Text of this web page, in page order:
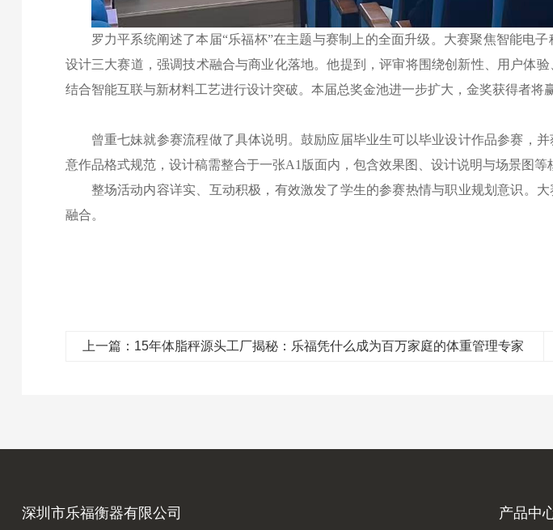
罗力平系统阐述了本届“乐福杯”在主题与赛制上的全面升级。大赛聚焦智能电
设计三大赛道，强调技术融合与商业化落地。他提到，评审将围绕创新性、用户体
结合智能互联与新材料工艺进行设计突破。本届总奖金池进一步扩大，金奖获得者将
曾重七妹就参赛流程做了具体说明。鼓励应届毕业生可以毕业设计作品参赛，
意作品格式规范，设计稿需整合于一张A1版面内，包含效果图、设计说明与场景图等
整场活动内容详实、互动积极，有效激发了学生的参赛热情与职业规划意识。
融合。
上一篇：15年体脂秤源头工厂揭秘：乐福凭什么成为百万家庭的体重管理专家
深圳市乐福衡器有限公司 产品中